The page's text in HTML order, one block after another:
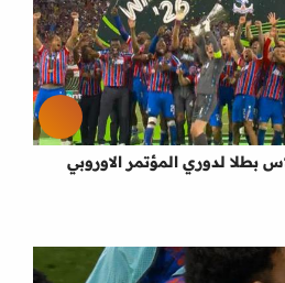
بطلا لدوري المؤتمر الاوروبي